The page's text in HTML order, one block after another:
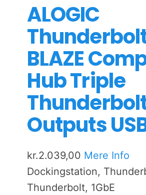
ALOGIC
BLAZE
Hub Triple
Outputs
kr.2.039,00 Mere Info
Dockingstation,
Thunderbolt, 1GbE